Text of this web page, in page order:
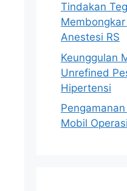
Tindakan
Anestesi RS
Keunggulan
Unrefined
Hipertensi
Mobil